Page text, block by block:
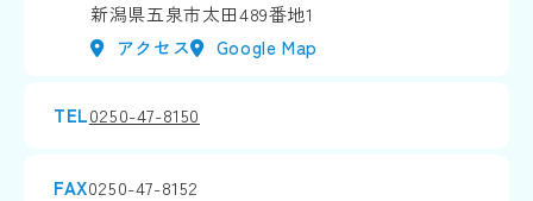
新潟県五泉市太田489番地1
アクセス
Google Map
TEL0250-47-8150
FAX0250-47-8152